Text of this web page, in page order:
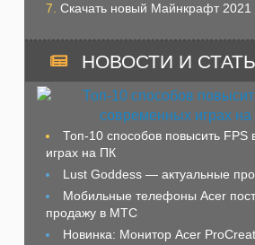
Скачать новый Майнкрафт 2021
НОВОСТИ И
Топ-10 способов повысить FPS
играх на ПК
Lust Goddess — актуальные
Мобильные телефоны Acer
продажу в МТС
Новинка: Монитор Acer